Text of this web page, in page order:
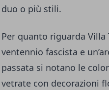
duo o più stili.
Per quanto riguarda
ventennio fascista e
passata si notano le
vetrate con decorazioni